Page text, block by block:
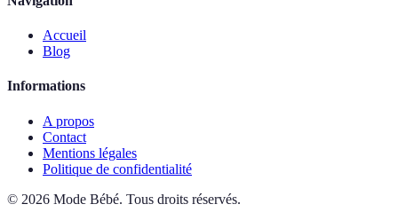
Accueil
Blog
Informations
A propos
Contact
Mentions légales
Politique de confidentialité
© 2026 Mode Bébé. Tous droits réservés.